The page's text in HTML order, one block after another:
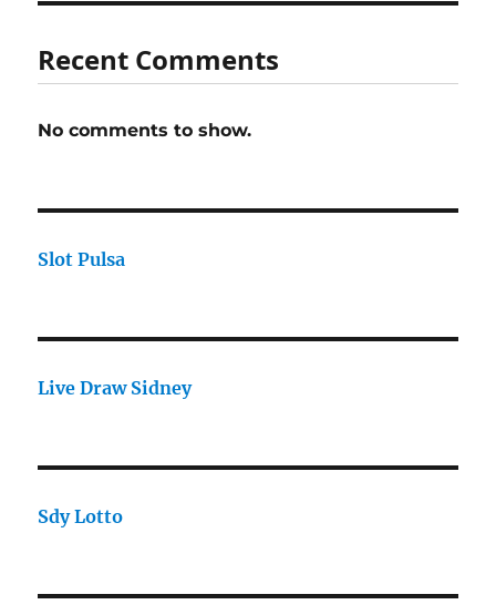
Recent Comments
No comments to show.
Slot Pulsa
Live Draw Sidney
Sdy Lotto